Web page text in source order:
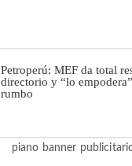
Petroperú: MEF da total
directorio y “lo
rumbo